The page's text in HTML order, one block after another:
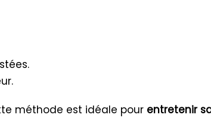
méthode est idéale pour entretenir